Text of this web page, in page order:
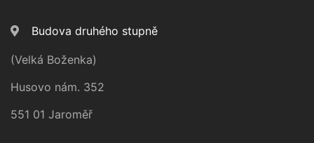
Budova druhého stupně
(Velká Boženka)
Husovo nám. 352
551 01 Jaroměř